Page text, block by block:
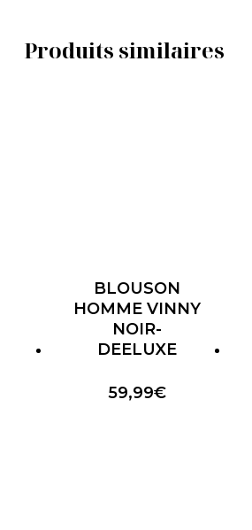
Produits similaires
BLOUSON
HOMME VINNY
NOIR-
DEELUXE
59,99€